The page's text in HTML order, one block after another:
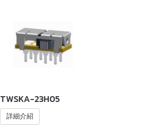
TWSKA-23H05
詳細介紹